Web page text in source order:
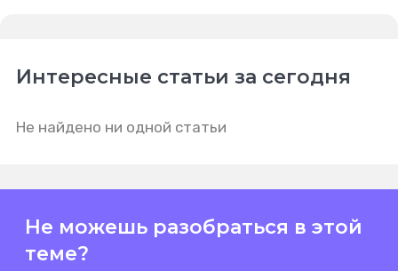
Интересные статьи за сегодня
Не найдено ни одной статьи
Не можешь разобраться в этой
теме?